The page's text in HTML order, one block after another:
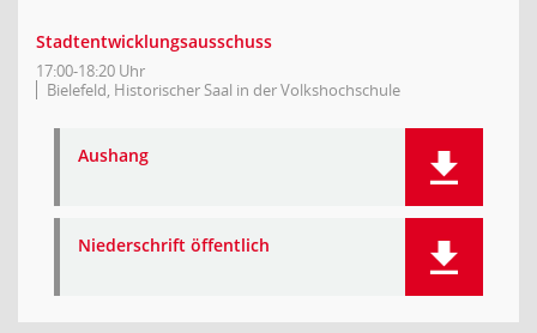
Stadtentwicklungsausschuss
17:00-18:20 Uhr
Bielefeld, Historischer Saal in der Volkshochschule
Aushang
Niederschrift öffentlich